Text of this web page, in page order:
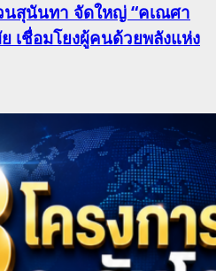
สุนันทา จัดใหญ่ “คเณศา
เชื่อมโยงผู้คนด้วยพลังแห่ง